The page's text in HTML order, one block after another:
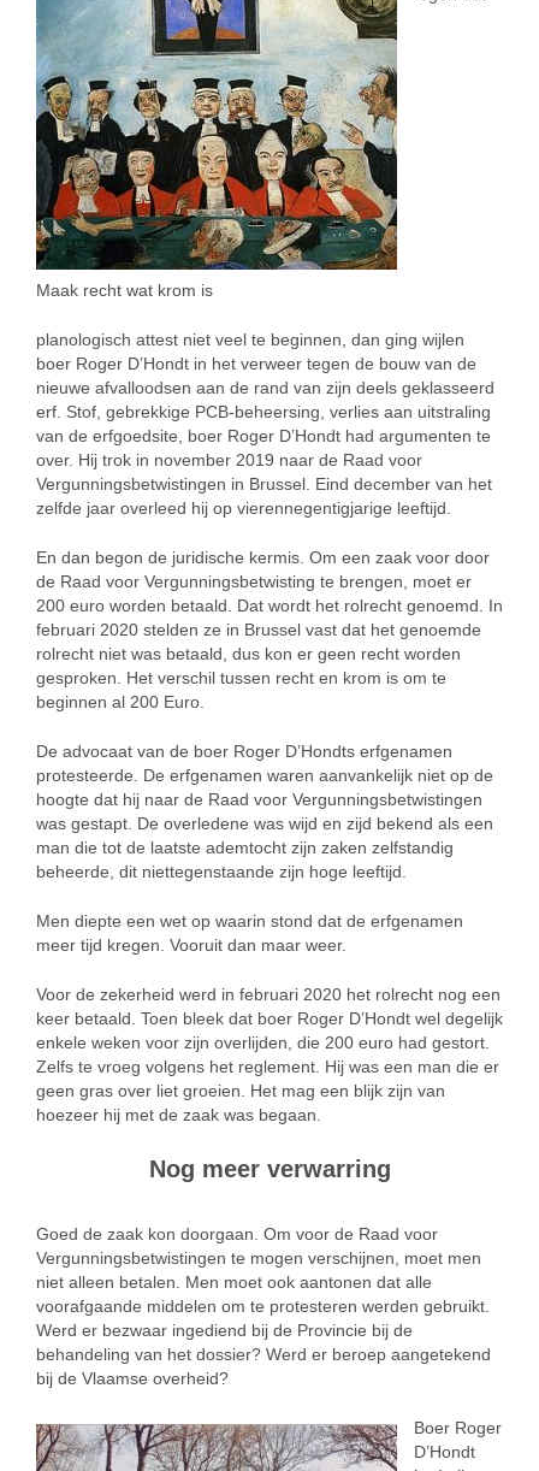
Maak recht wat krom is
planologisch attest niet veel te beginnen, dan ging wijlen
boer Roger D’Hondt in het verweer tegen de bouw van de
nieuwe afvalloodsen aan de rand van zijn deels geklasseerd
erf. Stof, gebrekkige PCB-beheersing, verlies aan uitstraling
van de erfgoedsite, boer Roger D’Hondt had argumenten te
over. Hij trok in november 2019 naar de Raad voor
Vergunningsbetwistingen in Brussel. Eind december van het
zelfde jaar overleed hij op vierennegentigjarige leeftijd.
En dan begon de juridische kermis. Om een zaak voor door
de Raad voor Vergunningsbetwisting te brengen, moet er
200 euro worden betaald. Dat wordt het rolrecht genoemd. In
februari 2020 stelden ze in Brussel vast dat het genoemde
rolrecht niet was betaald, dus kon er geen recht worden
gesproken. Het verschil tussen recht en krom is om te
beginnen al 200 Euro.
De advocaat van de boer Roger D’Hondts erfgenamen
protesteerde. De erfgenamen waren aanvankelijk niet op de
hoogte dat hij naar de Raad voor Vergunningsbetwistingen
was gestapt. De overledene was wijd en zijd bekend als een
man die tot de laatste ademtocht zijn zaken zelfstandig
beheerde, dit niettegenstaande zijn hoge leeftijd.
Men diepte een wet op waarin stond dat de erfgenamen
meer tijd kregen. Vooruit dan maar weer.
Voor de zekerheid werd in februari 2020 het rolrecht nog een
keer betaald. Toen bleek dat boer Roger D’Hondt wel degelijk
enkele weken voor zijn overlijden, die 200 euro had gestort.
Zelfs te vroeg volgens het reglement. Hij was een man die er
geen gras over liet groeien. Het mag een blijk zijn van
hoezeer hij met de zaak was begaan.
Nog meer verwarring
Goed de zaak kon doorgaan. Om voor de Raad voor
Vergunningsbetwistingen te mogen verschijnen, moet men
niet alleen betalen. Men moet ook aantonen dat alle
voorafgaande middelen om te protesteren werden gebruikt.
Werd er bezwaar ingediend bij de Provincie bij de
behandeling van het dossier? Werd er beroep aangetekend
bij de Vlaamse overheid?
Boer Roger
D’Hondt